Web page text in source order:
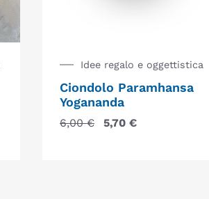
Idee regalo e oggettistica
Ciondolo Paramhansa
Yogananda
6,00€ 5,70 €